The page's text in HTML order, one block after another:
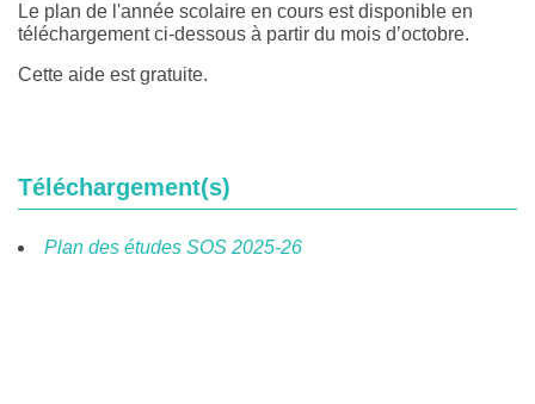
Le plan de l'année scolaire en cours est disponible en
téléchargement ci-dessous à partir du mois d’octobre.
Cette aide est gratuite.
Téléchargement(s)
Plan des études SOS 2025-26